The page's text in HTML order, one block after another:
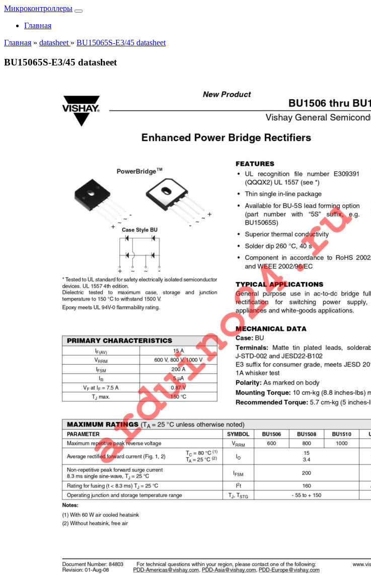
Микроконтроллеры
Главная
Главная » datasheet » BU15065S-E3/45 datasheet
BU15065S-E3/45 datasheet